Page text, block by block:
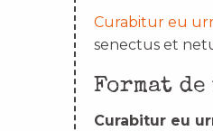
Curabitur eu
senectus et
Format
Curabitur eu